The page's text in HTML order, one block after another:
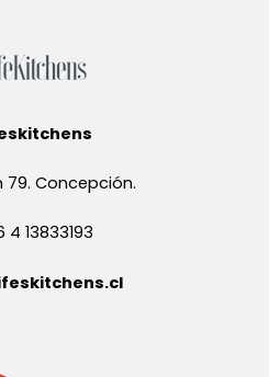
79. Concepción.
4 13833193